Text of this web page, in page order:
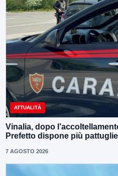
ATTUALITÀ
Vinalia, dopo
Prefetto dispone più pattuglie
7 AGOSTO 2026